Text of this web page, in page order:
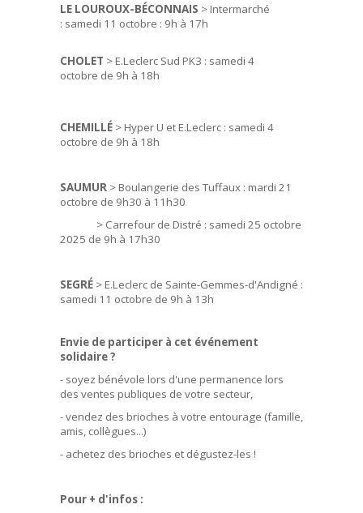
LE LOUROUX-BÉCONNAIS > Intermarché
: samedi 11 octobre : 9h à 17h
CHOLET > E.Leclerc Sud PK3 : samedi 4
octobre de 9h à 18h
CHEMILLÉ > Hyper U et E.Leclerc : samedi 4
octobre de 9h à 18h
SAUMUR > Boulangerie des Tuffaux : mardi 21
octobre de 9h30 à 11h30
> Carrefour de Distré : samedi 25 octobre
2025 de 9h à 17h30
SEGRÉ > E.Leclerc de Sainte-Gemmes-d'Andigné :
samedi 11 octobre de 9h à 13h
Envie de participer à cet événement
solidaire ?
- soyez bénévole lors d'une permanence lors
des ventes publiques de votre secteur,
- vendez des brioches à votre entourage (famille,
amis, collègues...)
- achetez des brioches et dégustez-les !
Pour + d'infos :